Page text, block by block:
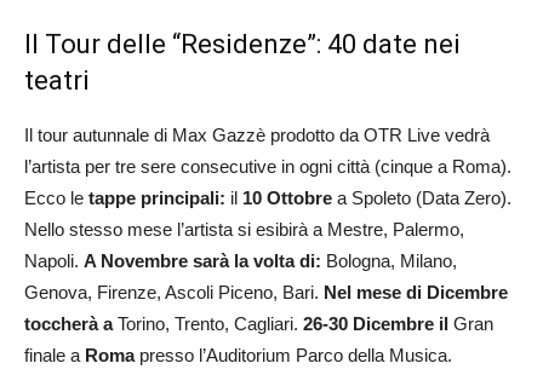
Il Tour delle “Residenze”: 40 date nei
teatri
Il tour autunnale di Max Gazzè prodotto da OTR Live vedrà
l’artista per tre sere consecutive in ogni città (cinque a Roma).
Ecco le tappe principali: il 10 Ottobre a Spoleto (Data Zero).
Nello stesso mese l’artista si esibirà a Mestre, Palermo,
Napoli. A Novembre sarà la volta di: Bologna, Milano,
Genova, Firenze, Ascoli Piceno, Bari. Nel mese di Dicembre
toccherà aTorino, Trento, Cagliari. 26-30 Dicembre il Gran
finale a Romapresso l’Auditorium Parco della Musica.